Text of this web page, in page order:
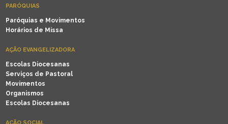
PARÓQUIAS
Paróquias e Movimentos
Horários de Missa
AÇÃO EVANGELIZADORA
Escolas Diocesanas
Serviços de Pastoral
Movimentos
Organismos
Escolas Diocesanas